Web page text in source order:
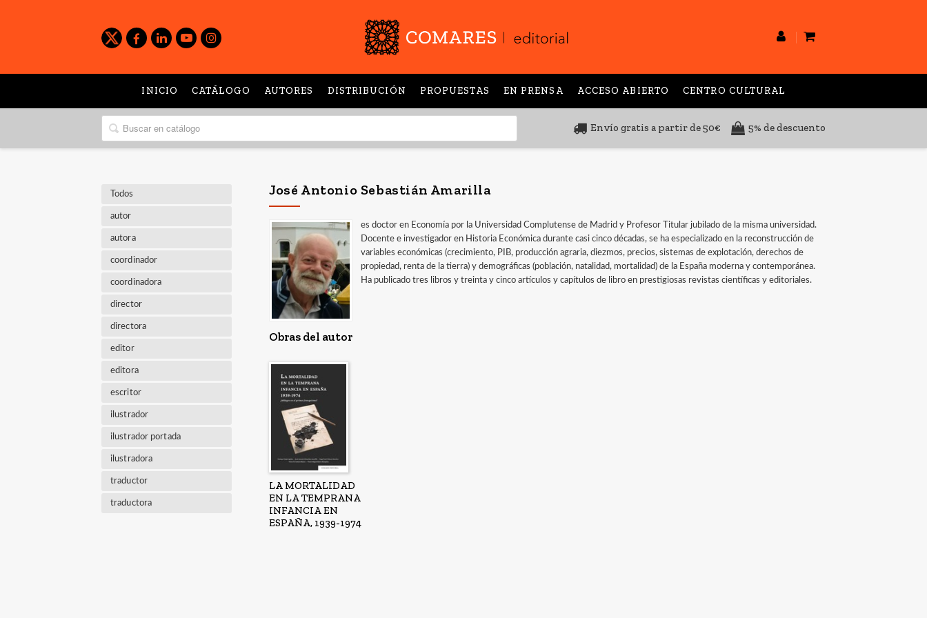
INICIO CATÁLOGO AUTORES DISTRIBUCIÓN PROPUESTAS EN PRENSA ACCESO ABIERTO CENTRO CULTURAL
Envío gratis a partir de 50€ 5% de descuento
Todos
autor
autora
coordinador
coordinadora
director
directora
editor
editora
escritor
ilustrador
ilustrador portada
ilustradora
traductor
traductora
José Antonio Sebastián Amarilla
es doctor en Economía por la Universidad Complutense de Madrid y Profesor Titular jubilado de la misma universidad.
Docente e investigador en Historia Económica durante casi cinco décadas, se ha especializado en la reconstrucción de
variables económicas (crecimiento, PIB, producción agraria, diezmos, precios, sistemas de explotación, derechos de
propiedad, renta de la tierra) y demográficas (población, natalidad, mortalidad) de la España moderna y contemporánea.
Ha publicado tres libros y treinta y cinco artículos y capítulos de libro en prestigiosas revistas científicas y editoriales.
Obras del autor
LA MORTALIDAD
EN LA TEMPRANA
INFANCIA EN
ESPAÑA, 1939-1974